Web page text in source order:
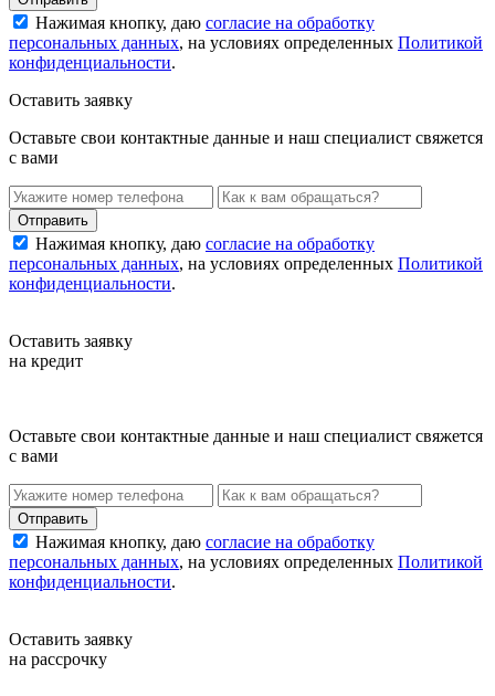
Нажимая кнопку, даю согласие на обработку
персональных данных, на условиях определенных Политикой
конфиденциальности.
Оставить заявку
Оставьте свои контактные данные и наш специалист свяжется
с вами
Нажимая кнопку, даю согласие на обработку
персональных данных, на условиях определенных Политикой
конфиденциальности.
Оставить заявку
на кредит
Оставьте свои контактные данные и наш специалист свяжется
с вами
Нажимая кнопку, даю согласие на обработку
персональных данных, на условиях определенных Политикой
конфиденциальности.
Оставить заявку
на рассрочку